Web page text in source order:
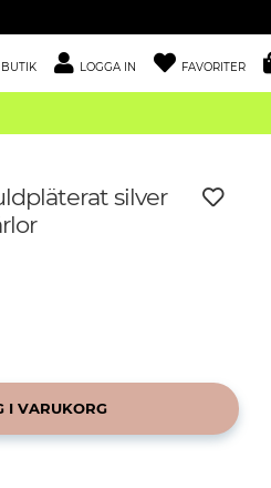
LOGGA IN FAVORITER
silver
I VARUKORG